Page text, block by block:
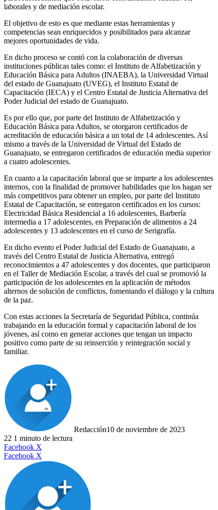
laborales y de mediación escolar.
El objetivo de esto es que mediante estas herramientas y
competencias sean enriquecidos y posibilitados para alcanzar
mejores oportunidades de vida.
En dicho proceso se contó con la colaboración de diversas
instituciones públicas tales como: el Instituto de Alfabetización y
Educación Básica para Adultos (INAEBA), la Universidad Virtual
del estado de Guanajuato (UVEG), el Instituto Estatal de
Capacitación (IECA) y el Centro Estatal de Justicia Alternativa del
Poder Judicial del estado de Guanajuato.
Es por ello que, por parte del Instituto de Alfabetización y
Educación Básica para Adultos, se otorgaron certificados de
acreditación de educación básica a un total de 14 adolescentes. Así
mismo a través de la Universidad de Virtual del Estado de
Guanajuato, se entregaron certificados de educación media superior
a cuatro adolescentes.
En cuanto a la capacitación laboral que se imparte a los adolescentes
internos, con la finalidad de promover habilidades que los hagan ser
más competitivos para obtener un empleo, por parte del Instituto
Estatal de Capacitación, se entregaron certificados en los cursos:
Electricidad Básica Residencial a 16 adolescentes, Barbería
intermedia a 17 adolescentes, en Preparación de alimentos a 24
adolescentes y 13 adolescentes en el curso de Serigrafía.
En dicho evento el Poder Judicial del Estado de Guanajuato, a
través del Centro Estatal de Justicia Alternativa, entregó
reconocimientos a 47 adolescentes y dos docentes, que participaron
en el Taller de Mediación Escolar, a través del cual se promovió la
participación de los adolescentes en la aplicación de métodos
alternos de solución de conflictos, fomentando el diálogo y la cultura
de la paz.
Con estas acciones la Secretaría de Seguridad Pública, continúa
trabajando en la educación formal y capacitación laboral de los
jóvenes, así como en generar acciones que tengan un impacto
positivo como parte de su reinserción y reintegración social y
familiar.
Redacción10 de noviembre de 2023
22 1 minuto de lectura
Facebook X
Facebook X
por
electrónico